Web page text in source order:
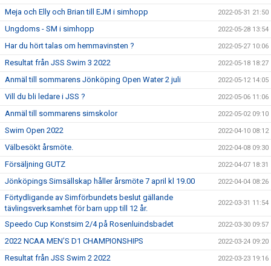
Meja och Elly och Brian till EJM i simhopp 2022-05-31 21:50
Ungdoms - SM i simhopp 2022-05-28 13:54
Har du hört talas om hemmavinsten ? 2022-05-27 10:06
Resultat från JSS Swim 3 2022 2022-05-18 18:27
Anmäl till sommarens Jönköping Open Water 2 juli 2022-05-12 14:05
Vill du bli ledare i JSS ? 2022-05-06 11:06
Anmäl till sommarens simskolor 2022-05-02 09:10
Swim Open 2022 2022-04-10 08:12
Välbesökt årsmöte. 2022-04-08 09:30
Försäljning GUTZ 2022-04-07 18:31
Jönköpings Simsällskap håller årsmöte 7 april kl 19.00 2022-04-04 08:26
Förtydligande av Simförbundets beslut gällande
tävlingsverksamhet för barn upp till 12 år.
2022-03-31 11:54
Speedo Cup Konstsim 2/4 på Rosenluindsbadet 2022-03-30 09:57
2022 NCAA MEN’S D1 CHAMPIONSHIPS 2022-03-24 09:20
Resultat från JSS Swim 2 2022 2022-03-23 19:16